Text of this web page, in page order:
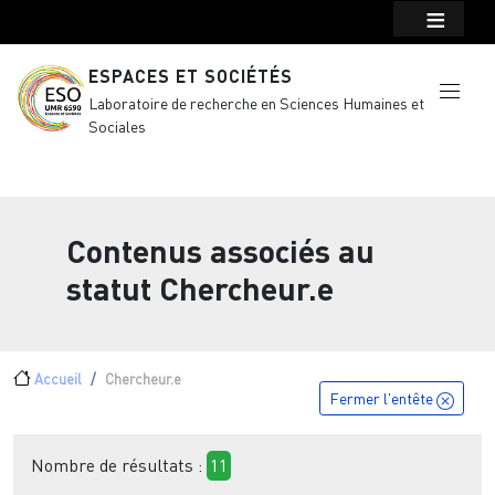
ESPACES ET SOCIÉTÉS
Laboratoire de recherche en Sciences Humaines et
Sociales
Contenus associés au
statut Chercheur.e
Fil d'Ariane
Accueil Chercheur.e
Fermer l'entête
Nombre de résultats : 11